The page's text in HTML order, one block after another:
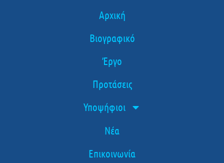
Αρχική
Βιογραφικό
Έργο
Προτάσεις
Υποψήφιοι
Νέα
Επικοινωνία